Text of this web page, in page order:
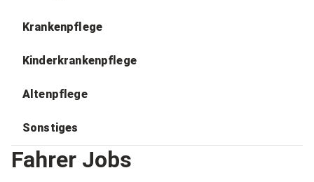
Krankenpflege
Kinderkrankenpflege
Altenpflege
Sonstiges
Fahrer Jobs